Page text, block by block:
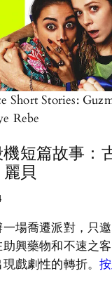
Short Stories:
Rebe
短篇故事：
貝
場喬遷派對，只
興藥物和不速之
戲劇性的轉折。